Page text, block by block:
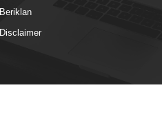
Beriklan
Disclaimer